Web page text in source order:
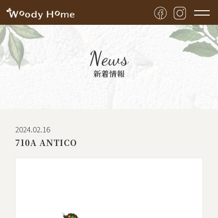
News
新着情報
2024.02.16
710A ANTICO